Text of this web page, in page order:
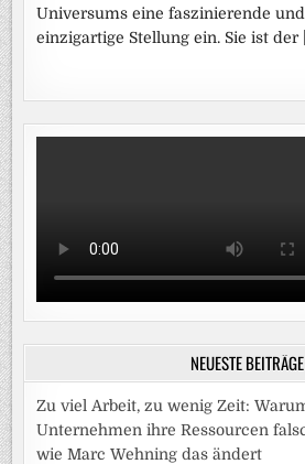
Universums eine faszinierende
einzigartige Stellung ein. Sie ist der
NEUESTE BEITRÄGE
Zu viel Arbeit, zu wenig Zeit:
Unternehmen ihre Ressourcen
wie Marc Wehning das ändert